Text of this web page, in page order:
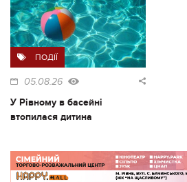
ПОДІЇ
05.08.26
У Рівному в басейні
втопилася дитина